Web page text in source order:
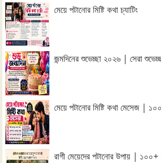
মেয়ে পটানোর মিষ্টি কথা চ্যাটিং
জন্মদিনের শুভেচ্ছা ২০২৬ | সেরা
মেয়ে পটানোর মিষ্টি কথা মেসেজ |
রাগী মেয়েদের পটানোর উপায় |